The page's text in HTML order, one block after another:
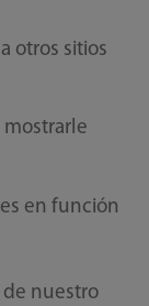
otros sitios
mostrarle
en función
de nuestro